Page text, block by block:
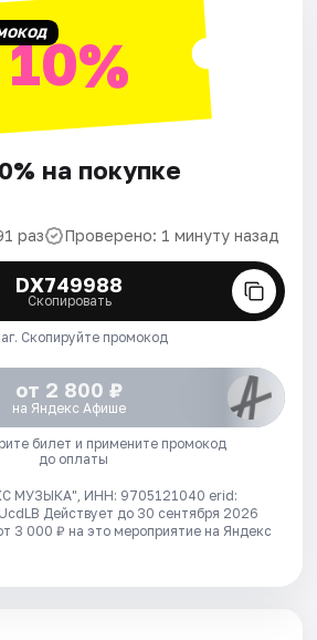
10%
на покупке
раз Проверено: 1 минуту назад
DX749988
Скопировать
Скопируйте промокод
от 2 800 ₽
на Яндекс Афише
билет и примените промокод
до оплаты
МУЗЫКА", ИНН: 9705121040 erid:
Действует до 30 сентября 2026
3 000 ₽ на это мероприятие на Яндекс